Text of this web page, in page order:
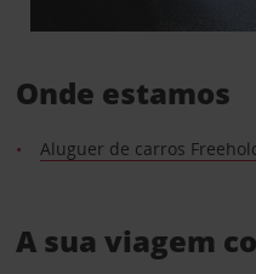
Onde estamos
Aluguer de carros
A sua viagem